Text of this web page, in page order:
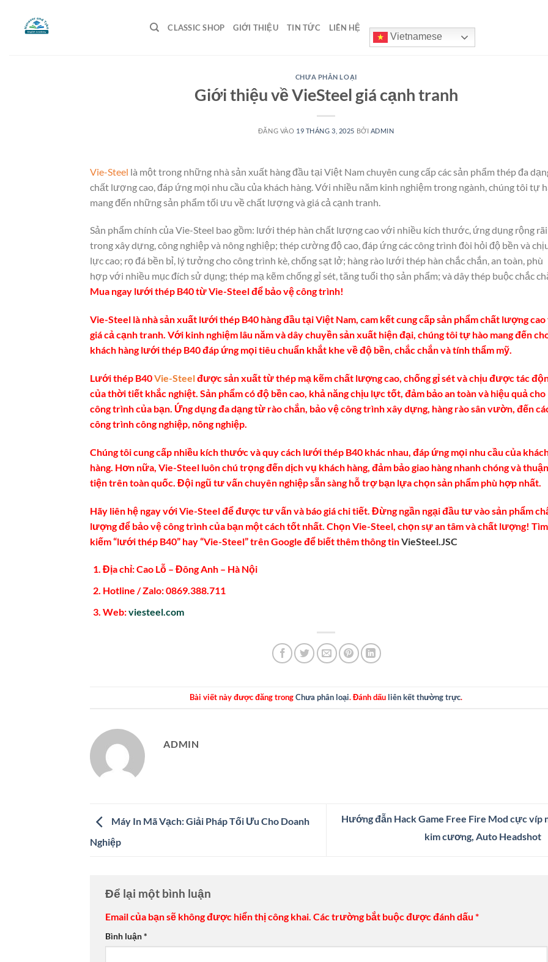
CLASSIC SHOP GIỚI THIỆU TIN TỨC LIÊN HỆ
Vietnamese
CHƯA PHÂN LOẠI
Giới thiệu về VieSteel giá cạnh tranh
ĐĂNG VÀO 19 THÁNG 3, 2025 BỞI ADMIN
Vie-Steel là một trong những nhà sản xuất hàng đầu tại Việt Nam chuyên cung cấp các sản phẩm thép đa
chất lượng cao, đáp ứng mọi nhu cầu của khách hàng. Với nhiều năm kinh nghiệm trong ngành, chúng tôi tự
mang đến những sản phẩm tối ưu về chất lượng và giá cả cạnh tranh.
Sản phẩm chính của Vie-Steel bao gồm: lưới thép hàn chất lượng cao với nhiều kích thước, ứng dụng rộng rãi
trong xây dựng, công nghiệp và nông nghiệp; thép cường độ cao, đáp ứng các công trình đòi hỏi độ bền và
lực cao; rọ đá bền bỉ, lý tưởng cho công trình kè, chống sạt lở; hàng rào lưới thép hàn chắc chắn, an toàn, phù
hợp với nhiều mục đích sử dụng; thép mạ kẽm chống gỉ sét, tăng tuổi thọ sản phẩm; và dây thép buộc chắc
Mua ngay lưới thép B40 từ Vie-Steel để bảo vệ công trình!
Vie-Steel là nhà sản xuất lưới thép B40 hàng đầu tại Việt Nam, cam kết cung cấp sản phẩm chất lượng
giá cả cạnh tranh. Với kinh nghiệm lâu năm và dây chuyền sản xuất hiện đại, chúng tôi tự hào mang đến
khách hàng lưới thép B40 đáp ứng mọi tiêu chuẩn khắt khe về độ bền, chắc chắn và tính thẩm mỹ.
Lưới thép B40Vie-Steelđược sản xuất từ thép mạ kẽm chất lượng cao, chống gỉ sét và chịu được tác
của thời tiết khắc nghiệt. Sản phẩm có độ bền cao, khả năng chịu lực tốt, đảm bảo an toàn và hiệu quả cho
công trình của bạn. Ứng dụng đa dạng từ rào chắn, bảo vệ công trình xây dựng, hàng rào sân vườn, đến
công trình công nghiệp, nông nghiệp.
Chúng tôi cung cấp nhiều kích thước và quy cách lưới thép B40 khác nhau, đáp ứng mọi nhu cầu của
hàng. Hơn nữa, Vie-Steel luôn chú trọng đến dịch vụ khách hàng, đảm bảo giao hàng nhanh chóng và thuận
tiện trên toàn quốc. Đội ngũ tư vấn chuyên nghiệp sẵn sàng hỗ trợ bạn lựa chọn sản phẩm phù hợp nhất.
Hãy liên hệ ngay với Vie-Steel để được tư vấn và báo giá chi tiết. Đừng ngần ngại đầu tư vào sản phẩm
lượng để bảo vệ công trình của bạn một cách tốt nhất. Chọn Vie-Steel, chọn sự an tâm và chất lượng! Tìm
kiếm “lưới thép B40” hay “Vie-Steel” trên Google để biết thêm thông tinVieSteel.JSC
Địa chỉ: Cao Lỗ – Đông Anh – Hà Nội
Hotline / Zalo: 0869.388.711
Web:viesteel.com
Bài viết này được đăng trongChưa phân loại. Đánh dấu liên kết thường trực.
ADMIN
Máy In Mã Vạch: Giải Pháp Tối Ưu Cho Doanh
Nghiệp
Hướng đẫn Hack Game Free Fire Mod cực víp
kim cương, Auto Headshot
Để lại một bình luận
Email của bạn sẽ không được hiển thị công khai. Các trường bắt buộc được đánh dấu *
Bình luận*